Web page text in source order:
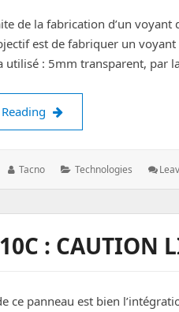
de la fabrication d’un voyant
est de fabriquer un
utilisé : 5mm transparent, par
Fabrication d’un voyant
Author:
Tacno Categories:
Technologies
: CAUTION
ce panneau est bien